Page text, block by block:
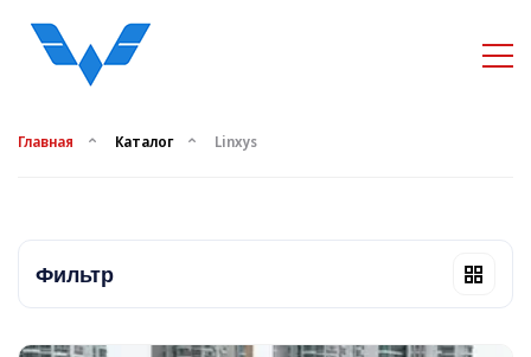
Главная Каталог Linxys
Фильтр